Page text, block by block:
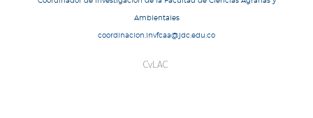
Ambientales
coordinacion.invfcaa@jdc.edu.co
CvLAC